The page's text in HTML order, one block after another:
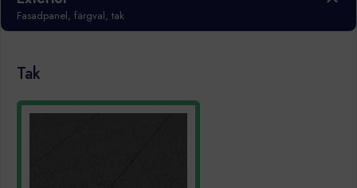
Fasadpanel, färgval, tak
Tak